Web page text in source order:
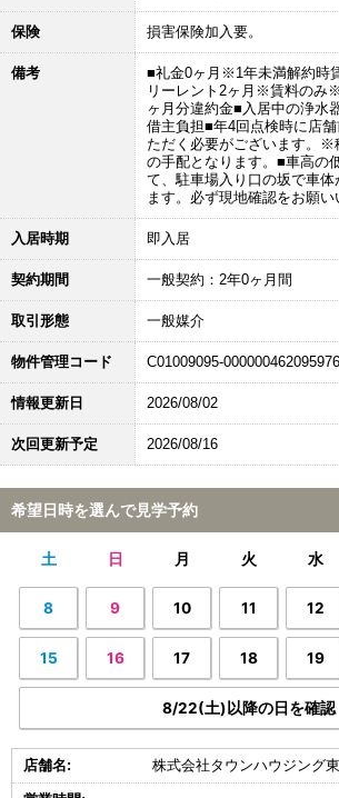
保険 損害保険加入要。
備考
■礼金0ヶ月※1年未満解約時
リーレント2ヶ月※賃料のみ
ヶ月分違約金■入居中の浄水
借主負担■年4回点検時に店
ただく必要がございます。※
の手配となります。■車高の
て、駐車場入り口の坂で車
ます。必ず現地確認をお願い
入居時期 即入居
契約期間 一般契約：2年0ヶ月間
取引形態 一般媒介
物件管理コード C01009095-
情報更新日 2026/08/02
次回更新予定 2026/08/16
希望日時を選んで見学予約
土 日 月 火 水
8 9 10 11 12
15 16 17 18 19
8/22(土)以降の日を確認
店舗名: 株式会社タウンハウジング